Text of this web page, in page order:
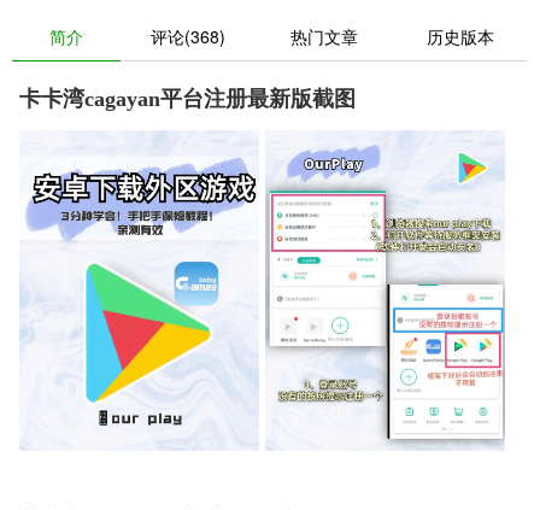
简介 评论(368) 热门文章 历史版本
卡卡湾cagayan平台注册最新版截图